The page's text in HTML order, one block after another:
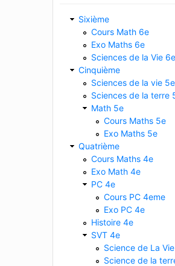
Sixième
Cours Math 6e
Exo Maths 6e
Sciences de la Vie 6e
Cinquième
Sciences de la vie 5e
Sciences de la terre
Math 5e
Cours Maths 5e
Exo Maths 5e
Quatrième
Cours Maths 4e
Exo Math 4e
PC 4e
Cours PC 4eme
Exo PC 4e
Histoire 4e
SVT 4e
Science de La
Science de la